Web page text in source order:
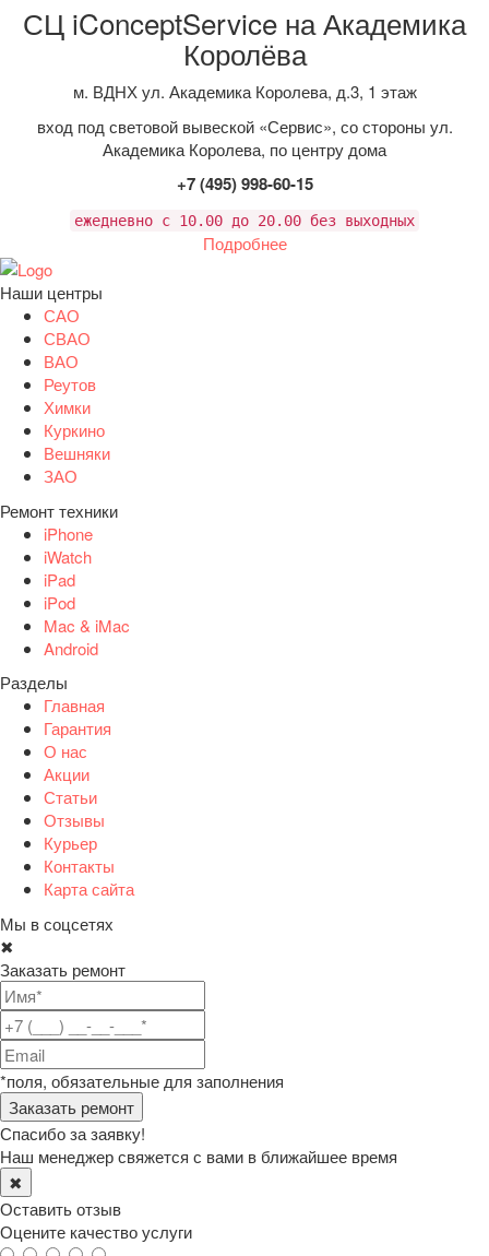
СЦ iConceptService на Академика
Королёва
м. ВДНХ ул. Академика Королева, д.3, 1 этаж
вход под световой вывеской «Сервис», со стороны ул.
Академика Королева, по центру дома
+7 (495) 998-60-15
ежедневно с 10.00 до 20.00 без выходных
Подробнее
Наши центры
САО
СВАО
ВАО
Реутов
Химки
Куркино
Вешняки
ЗАО
Ремонт техники
iPhone
iWatch
iPad
iPod
Mac & iMac
Android
Разделы
Главная
Гарантия
О нас
Акции
Статьи
Отзывы
Курьер
Контакты
Карта сайта
Мы в соцсетях
✖
Заказать ремонт
*поля, обязательные для заполнения
Спасибо за заявку!
Наш менеджер свяжется с вами в ближайшее время
✖
Оставить отзыв
Оцените качество услуги